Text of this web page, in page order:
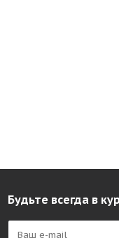
Будьте всегда в